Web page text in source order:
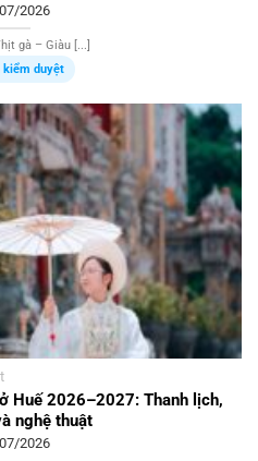
2026
gà – Giàu [...]
kiểm duyệt
Huế 2026–2027: Thanh lịch,
nghệ thuật
2026